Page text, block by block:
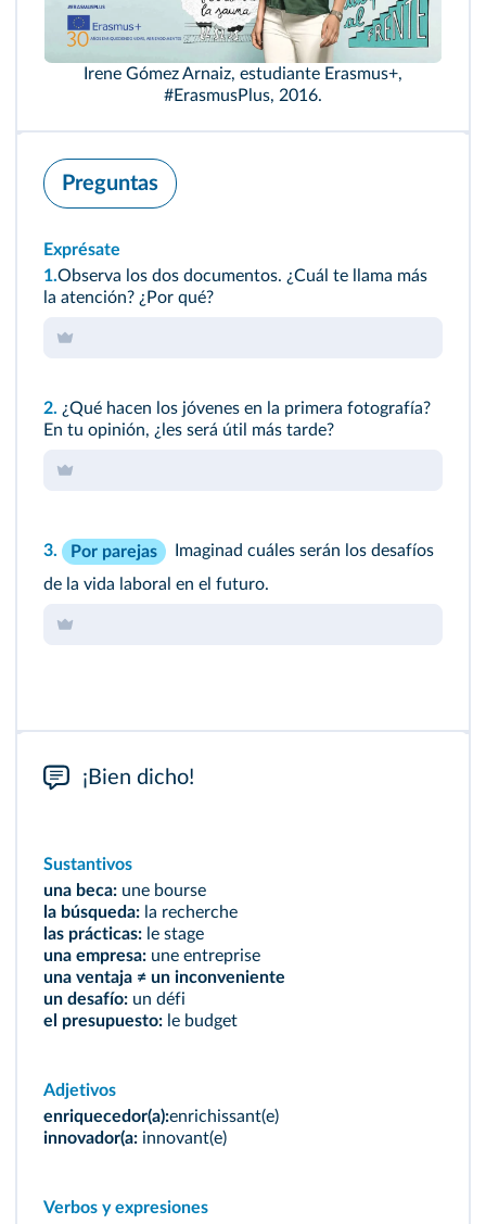
Irene Gómez Arnaiz, estudiante Erasmus+,
#ErasmusPlus, 2016.
Preguntas
Exprésate
1.Observa los dos documentos. ¿Cuál te llama más
la atención? ¿Por qué?
2. ¿Qué hacen los jóvenes en la primera fotografía?
En tu opinión, ¿les será útil más tarde?
3. Por parejas
Imaginad cuáles serán los desafíos
de la vida laboral en el futuro.
¡Bien dicho!
Sustantivos
una beca: une bourse
la búsqueda: la recherche
las prácticas: le stage
una empresa: une entreprise
una ventaja ≠ un inconveniente
un desafío: un défi
el presupuesto: le budget
Adjetivos
enriquecedor(a):enrichissant(e)
innovador(a: innovant(e)
Verbos y expresiones